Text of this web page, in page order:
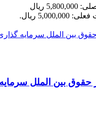
قیمت اصلی: 5,800,000 ریال
ریال.
بین الملل